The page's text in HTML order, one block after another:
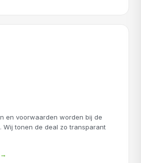
en voorwaarden worden bij de
Wij tonen de deal zo transparant
→